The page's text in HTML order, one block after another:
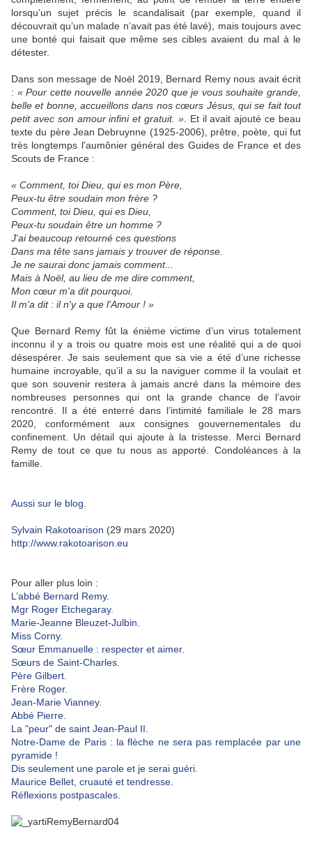
lorsqu’un sujet précis le scandalisait (par exemple, quand il
découvrait qu’un malade n’avait pas été lavé), mais toujours avec
une bonté qui faisait que même ses cibles avaient du mal à le
détester.
Dans son message de Noël 2019, Bernard Remy nous avait écrit
: « Pour cette nouvelle année 2020 que je vous souhaite grande,
belle et bonne, accueillons dans nos cœurs Jésus, qui se fait tout
petit avec son amour infini et gratuit. ». Et il avait ajouté ce beau
texte du père Jean Debruynne (1925-2006), prêtre, poète, qui fut
très longtemps l'aumônier général des Guides de France et des
Scouts de France :
« Comment, toi Dieu, qui es mon Père,
Peux-tu être soudain mon frère ?
Comment, toi Dieu, qui es Dieu,
Peux-tu soudain être un homme ?
J'ai beaucoup retourné ces questions
Dans ma tête sans jamais y trouver de réponse.
Je ne saurai donc jamais comment...
Mais à Noël, au lieu de me dire comment,
Mon cœur m'a dit pourquoi.
Il m'a dit : il n'y a que l'Amour ! »
Que Bernard Remy fût la énième victime d’un virus totalement
inconnu il y a trois ou quatre mois est une réalité qui a de quoi
désespérer. Je sais seulement que sa vie a été d’une richesse
humaine incroyable, qu’il a su la naviguer comme il la voulait et
que son souvenir restera à jamais ancré dans la mémoire des
nombreuses personnes qui ont la grande chance de l’avoir
rencontré. Il a été enterré dans l’intimité familiale le 28 mars
2020, conformément aux consignes gouvernementales du
confinement. Un détail qui ajoute à la tristesse. Merci Bernard
Remy de tout ce que tu nous as apporté. Condoléances à la
famille.
Aussi sur le blog.
Sylvain Rakotoarison (29 mars 2020)
http://www.rakotoarison.eu
Pour aller plus loin :
L’abbé Bernard Remy.
Mgr Roger Etchegaray.
Marie-Jeanne Bleuzet-Julbin.
Miss Corny.
Sœur Emmanuelle : respecter et aimer.
Sœurs de Saint-Charles.
Père Gilbert.
Frère Roger.
Jean-Marie Vianney.
Abbé Pierre.
La "peur" de saint Jean-Paul II.
Notre-Dame de Paris : la flèche ne sera pas remplacée par une
pyramide !
Dis seulement une parole et je serai guéri.
Maurice Bellet, cruauté et tendresse.
Réflexions postpascales.